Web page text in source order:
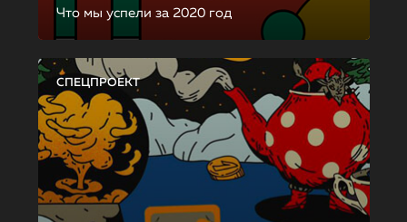
Что мы успели за 2020 год
СПЕЦПРОЕКТ